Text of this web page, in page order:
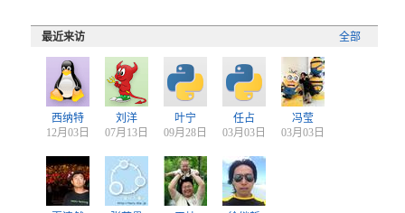
全部
最近来访
西纳特
12月03日
刘洋
07月13日
叶宁
09月28日
任占
03月03日
冯莹
03月03日